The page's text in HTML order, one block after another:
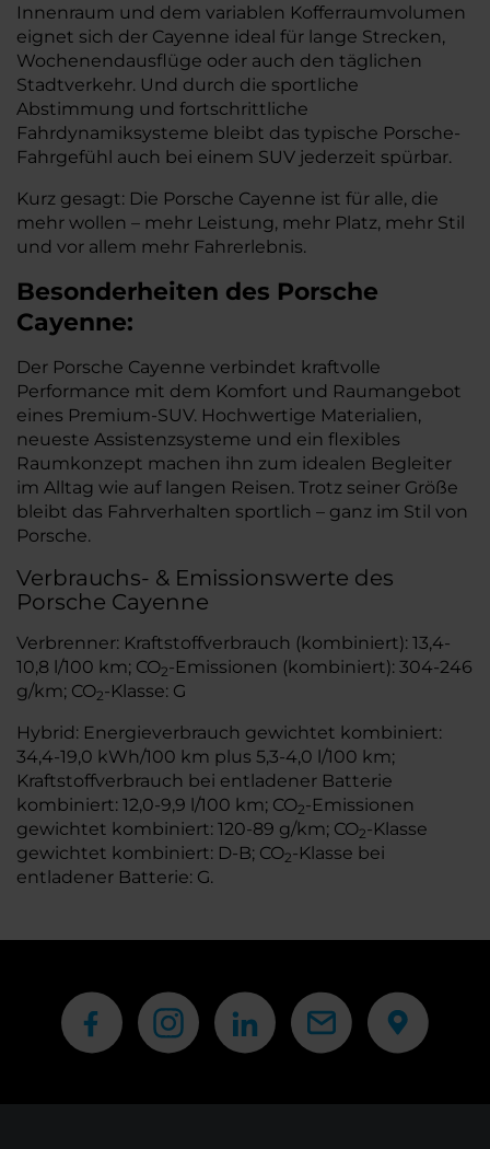
Innenraum und dem variablen Kofferraumvolumen
eignet sich der Cayenne ideal für lange Strecken,
Wochenendausflüge oder auch den täglichen
Stadtverkehr. Und durch die sportliche
Abstimmung und fortschrittliche
Fahrdynamiksysteme bleibt das typische Porsche-
Fahrgefühl auch bei einem SUV jederzeit spürbar.
Kurz gesagt: Die Porsche Cayenne ist für alle, die
mehr wollen – mehr Leistung, mehr Platz, mehr Stil
und vor allem mehr Fahrerlebnis.
Besonderheiten des Porsche
Cayenne:
Der Porsche Cayenne verbindet kraftvolle
Performance mit dem Komfort und Raumangebot
eines Premium-SUV. Hochwertige Materialien,
neueste Assistenzsysteme und ein flexibles
Raumkonzept machen ihn zum idealen Begleiter
im Alltag wie auf langen Reisen. Trotz seiner Größe
bleibt das Fahrverhalten sportlich – ganz im Stil von
Porsche.
Verbrauchs- & Emissionswerte des
Porsche Cayenne
Verbrenner: Kraftstoffverbrauch (kombiniert): 13,4-
10,8 l/100 km; CO2-Emissionen (kombiniert): 304-246
g/km; CO2-Klasse: G
Hybrid: Energieverbrauch gewichtet kombiniert:
34,4-19,0 kWh/100 km plus 5,3-4,0 l/100 km;
Kraftstoffverbrauch bei entladener Batterie
kombiniert: 12,0-9,9 l/100 km; CO2-Emissionen
gewichtet kombiniert: 120-89 g/km; CO2-Klasse
gewichtet kombiniert: D-B; CO2-Klasse bei
entladener Batterie: G.